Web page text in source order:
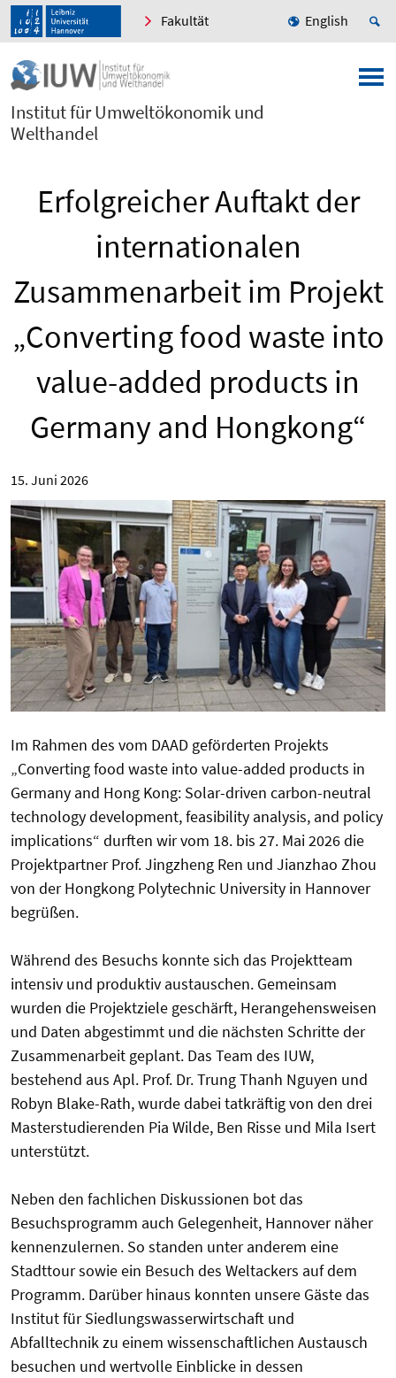
Fakultät English
Institut für Umweltökonomik und
Welthandel
Erfolgreicher Auftakt der
internationalen
Zusammenarbeit im Projekt
„Converting food waste into
value-added products in
Germany and Hongkong“
15. Juni 2026
Im Rahmen des vom DAAD geförderten Projekts
„Converting food waste into value-added products in
Germany and Hong Kong: Solar-driven carbon-neutral
technology development, feasibility analysis, and policy
implications“ durften wir vom 18. bis 27. Mai 2026 die
Projektpartner Prof. Jingzheng Ren und Jianzhao Zhou
von der Hongkong Polytechnic University in Hannover
begrüßen.
Während des Besuchs konnte sich das Projektteam
intensiv und produktiv austauschen. Gemeinsam
wurden die Projektziele geschärft, Herangehensweisen
und Daten abgestimmt und die nächsten Schritte der
Zusammenarbeit geplant. Das Team des IUW,
bestehend aus Apl. Prof. Dr. Trung Thanh Nguyen und
Robyn Blake-Rath, wurde dabei tatkräftig von den drei
Masterstudierenden Pia Wilde, Ben Risse und Mila Isert
unterstützt.
Neben den fachlichen Diskussionen bot das
Besuchsprogramm auch Gelegenheit, Hannover näher
kennenzulernen. So standen unter anderem eine
Stadttour sowie ein Besuch des Weltackers auf dem
Programm. Darüber hinaus konnten unsere Gäste das
Institut für Siedlungswasserwirtschaft und
Abfalltechnik zu einem wissenschaftlichen Austausch
besuchen und wertvolle Einblicke in dessen